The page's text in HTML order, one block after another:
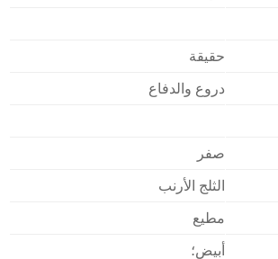
حقيقة
دروع والدفاع
صفر
الثلج الأرنب
مطيع
أبيض؛